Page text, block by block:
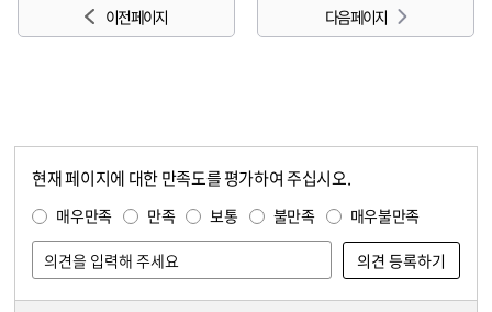
이전 페이지 다음 페이지
현재 페이지에 대한 만족도를 평가하여 주십시오.
매우만족 만족 보통 불만족 매우불만족